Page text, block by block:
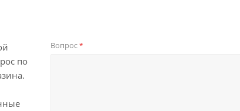
по
Вопрос*